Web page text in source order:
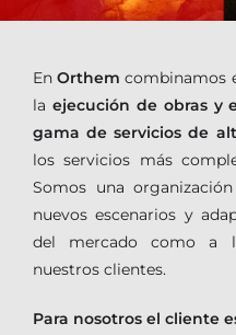
EnOrthem combinamos
la ejecución de obras y
gama de servicios de
los servicios más
Somos una
nuevos escenarios y
del mercado como a
nuestros clientes.
Para nosotros el cliente